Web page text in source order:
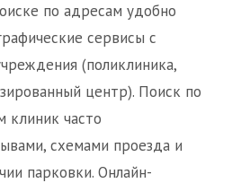
по адресам удобно
сервисы с
(поликлиника,
центр). Поиск по
клиник часто
схемами проезда и
парковки. Онлайн-